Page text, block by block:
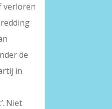
verloren
de
in
’. Niet